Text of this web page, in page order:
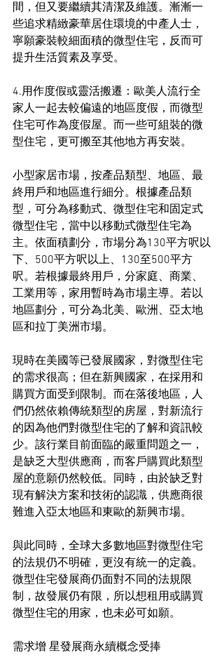
間，但又要繼續其清潔及維護。漸漸一
些追求精緻豪華居住環境的中產人士，
寧願豪裝較細面積的微型住宅，反而可
提升生活質素及享受。
4.用作度假或靈活搬遷：歐美人流行全
家人一起去較偏遠的地區度假，而微型
住宅可作為度假屋。而一些可組裝的微
型住宅，更可搬至其他地方再安裝。
小型家居市場，按產品類型、地區、最
終用戶和地區進行細分。根據產品類
型，可分為移動式、微型住宅和固定式
微型住宅，當中以移動式微型住宅為
主。依面積劃分，市場分為130平方呎以
下、500平方呎以上、130至500平方
呎。若根據最終用戶，分家庭、商業、
工業用等，家用暫時為市場主導。若以
地區劃分，可分為北美、歐洲、亞太地
區和拉丁美洲市場。
現時在美國等已發展國家，對微型住宅
的需求很高；但在新興國家，在採用和
購買方面受到限制。而在落後地區，人
們仍然依賴傳統類型的房屋，對新流行
的因為他們對微型住宅的了解和資訊較
少。該行業目前面臨的嚴重問題之一，
是缺乏大型供應商，而客戶購買此類型
屋的意願仍然較低。同時，由於缺乏對
現有解決方案和技術的認識，供應商很
難進入亞太地區和東歐的新興市場。
與此同時，全球大多數地區對微型住宅
的法規仍不明確，更沒有統一的定義。
微型住宅發展商仍面對不同的法規限
制，故發展仍有限，所以想租用或購買
微型住宅的用家，也未必可如願。
需求增 星發展商永續概念受捧